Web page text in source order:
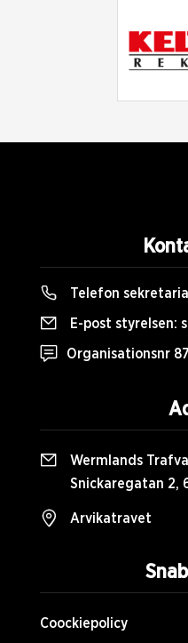
Coockiepolicy
Telefon
E-post styrelsen:
Organisationsnr
Wermlands
Snickaregatan 2,
Arvikatravet